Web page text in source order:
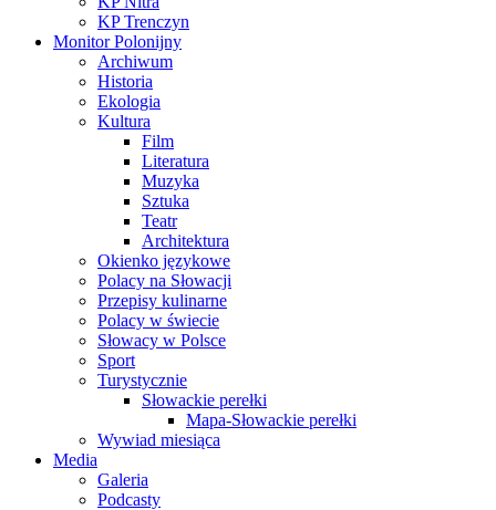
KP Trenczyn
Monitor Polonijny
Archiwum
Historia
Ekologia
Kultura
Film
Literatura
Muzyka
Sztuka
Teatr
Architektura
Okienko językowe
Polacy na Słowacji
Przepisy kulinarne
Polacy w świecie
Słowacy w Polsce
Sport
Turystycznie
Słowackie perełki
Mapa-Słowackie perełki
Wywiad miesiąca
Media
Galeria
Podcasty